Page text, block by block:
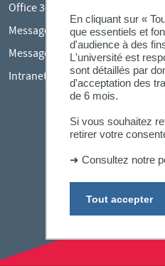
En cliquant sur «
que essentiels et
d'audience à des
L'université est
sont détaillés par
d'acceptation des
de 6 mois.
Si vous souhaitez
retirer votre
➜ Consultez notre
Tout accepter
Office 365
Messagerie des personnels
Messagerie étudiante
Intranet des personnels